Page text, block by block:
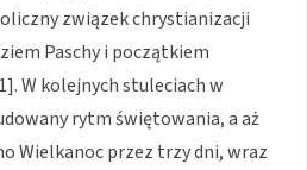
związek chrystianizacji
Paschy i początkiem
W kolejnych stuleciach w
rytm świętowania, a aż
Wielkanoc przez trzy dni, wraz